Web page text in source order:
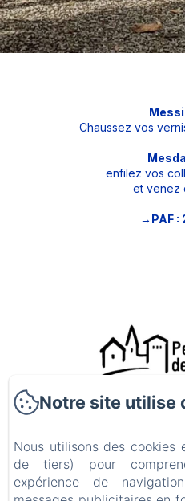
Chaussez vos
enfilez vos
et venez
→PAF :
46 Grande
LA MAISON D'AMBRONAY - 46
Notre site utilise
Nous utilisons des
de tiers) pour
expérience de